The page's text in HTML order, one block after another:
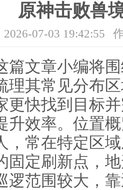
原神击败兽
07-03 19:42:55
篇文章小编将
理其常见分布
更快找到目标
升效率。位置
，常在特定区
固定刷新点，
逻范围较大，